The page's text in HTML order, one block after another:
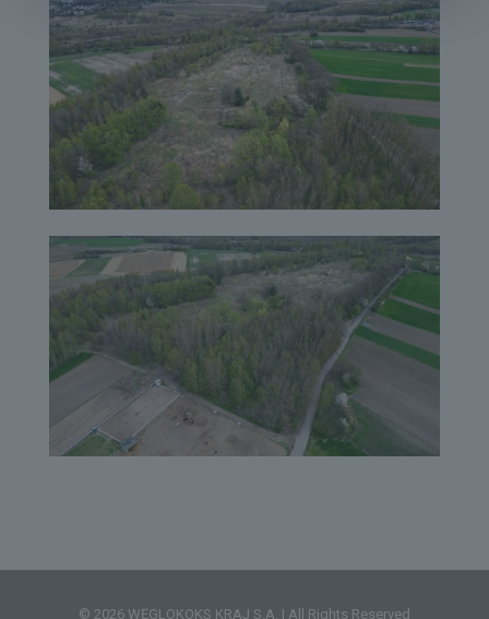
© 2026 WĘGLOKOKS KRAJ S.A. | All Rights Reserved